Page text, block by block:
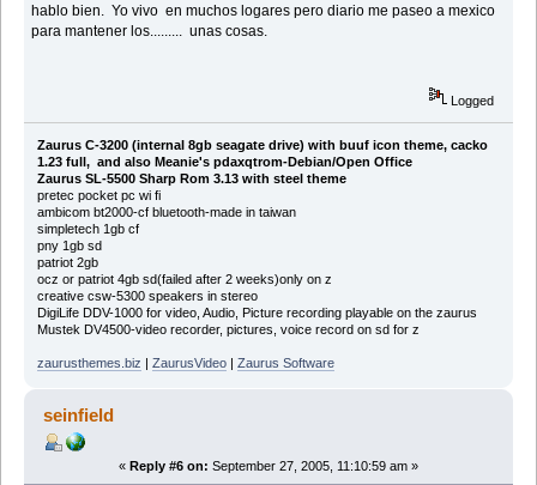
hablo bien. Yo vivo en muchos logares pero diario me paseo a mexico
para mantener los......... unas cosas.
Logged
Zaurus C-3200 (internal 8gb seagate drive) with buuf icon theme, cacko
1.23 full, and also Meanie's pdaxqtrom-Debian/Open Office
Zaurus SL-5500 Sharp Rom 3.13 with steel theme
pretec pocket pc wi fi
ambicom bt2000-cf bluetooth-made in taiwan
simpletech 1gb cf
pny 1gb sd
patriot 2gb
ocz or patriot 4gb sd(failed after 2 weeks)only on z
creative csw-5300 speakers in stereo
DigiLife DDV-1000 for video, Audio, Picture recording playable on the zaurus
Mustek DV4500-video recorder, pictures, voice record on sd for z
zaurusthemes.biz | ZaurusVideo| Zaurus Software
seinfield
« Reply #6 on: September 27, 2005, 11:10:59 am »